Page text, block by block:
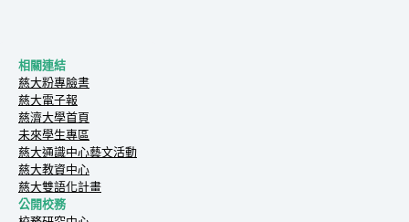
相關連結
慈大粉專臉書
慈大電子報
慈濟大學首頁
未來學生專區
慈大通識中心藝文活動
慈大教資中心
慈大雙語化計畫
公開校務